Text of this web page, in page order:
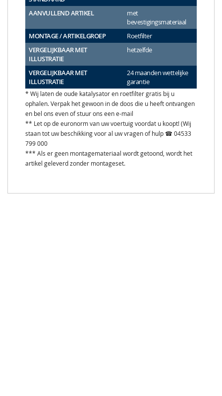
AANVULLEND ARTIKEL
met
bevestigingsmateriaal
MONTAGE / ARTIKELGROEP
Roetfilter
VERGELIJKBAAR MET
ILLUSTRATIE
hetzelfde
VERGELIJKBAAR MET
ILLUSTRATIE
24 maanden wettelijke
garantie
* Wij laten de oude katalysator en roetfilter gratis bij u
ophalen. Verpak het gewoon in de doos die u heeft ontvangen
en bel ons even of stuur ons een e-mail
** Let op de euronorm van uw voertuig voordat u koopt! (Wij
staan tot uw beschikking voor al uw vragen of hulp ☎ 04533
799 000
*** Als er geen montagemateriaal wordt getoond, wordt het
artikel geleverd zonder montageset.